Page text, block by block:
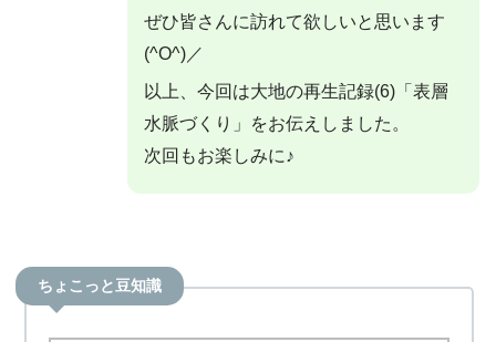
ぜひ皆さんに訪れて欲しいと思います
(^O^)／
以上、今回は大地の再生記録(6)「表層
水脈づくり」をお伝えしました。
次回もお楽しみに♪
ちょこっと豆知識